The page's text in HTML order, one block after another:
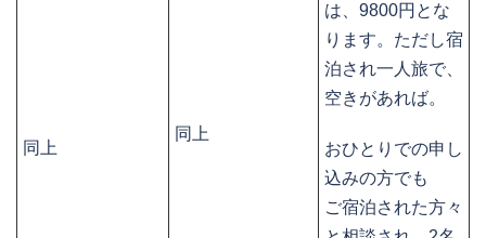
同上
同上
は、9800円とな
ります。ただし宿
泊され一人旅で、
空きがあれば。
おひとりでの申し
込みの方でも
ご宿泊された方々